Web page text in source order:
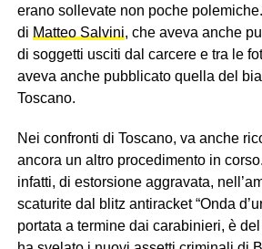
erano sollevate non poche
di Matteo Salvini, che aveva anche
di soggetti usciti dal carcere e tra le
aveva anche pubblicato quella del
Toscano.
Nei confronti di Toscano, va anche
ancora un altro procedimento in
infatti, di estorsione aggravata,
scaturite dal blitz antiracket “Onda
portata a termine dai carabinieri, è